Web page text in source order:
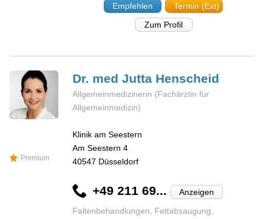
Empfehlen
Termin (Ext)
Zum Profil
Premium
Dr. med Jutta Henscheid
Allgemeinmedizinerin (Fachärztin für
Allgemeinmedizin)
Klinik am Seestern
Am Seestern 4
40547 Düsseldorf
+49 211 69... Anzeigen
Faltenbehandlungen, Fettabsaugung,